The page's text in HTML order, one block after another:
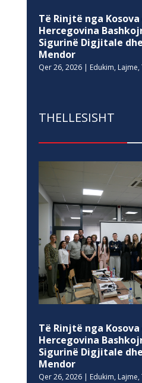
Të Rinjtë nga
Hercegovina
Sigurinë Digjitale
Mendor
Qer 26, 2026| Edukim, Lajme,
THELLESISHT
Të Rinjtë nga
Hercegovina
Sigurinë Digjitale
Mendor
Qer 26, 2026| Edukim, Lajme,